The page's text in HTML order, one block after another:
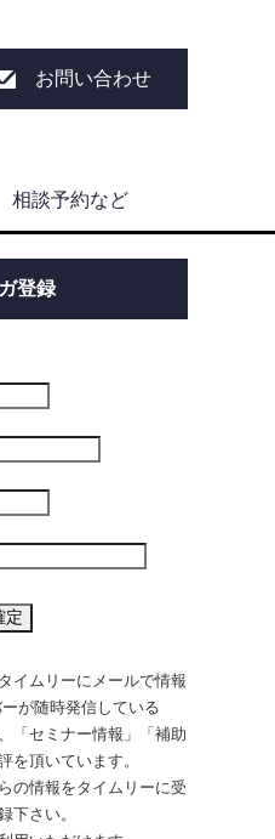
お問い合わせ
相談予約など
登録
イムリーにメールで情報
が随時発信している
「セミナー情報」「補助
を頂いています。
の情報をタイムリーに受
下さい。